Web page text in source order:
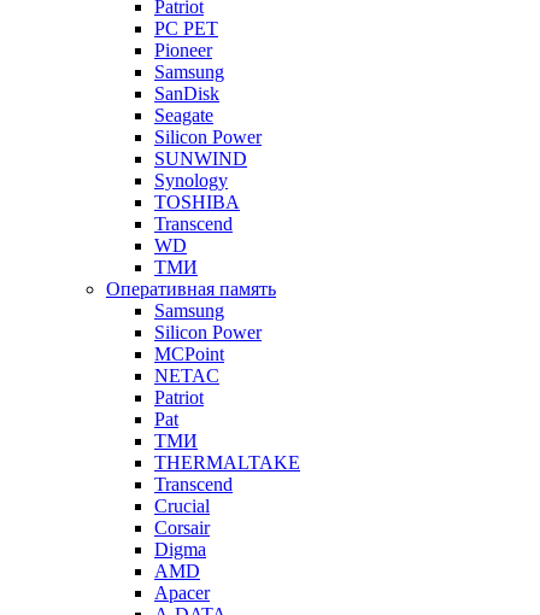
Patriot
PC PET
Pioneer
Samsung
SanDisk
Seagate
Silicon Power
SUNWIND
Synology
TOSHIBA
Transcend
WD
ТМИ
Оперативная память
Samsung
Silicon Power
MCPoint
NETAC
Patriot
Pat
ТМИ
THERMALTAKE
Transcend
Crucial
Corsair
Digma
AMD
Apacer